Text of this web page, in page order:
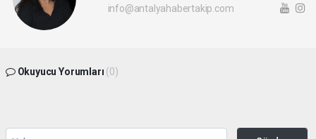
info@antalyahabertakip.com
Okuyucu Yorumları (0)